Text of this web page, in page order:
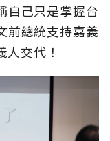
自己只是掌握台
前總統支持嘉義
交代！